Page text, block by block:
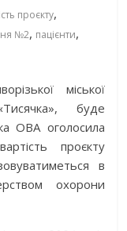
проєкту,
№2, пацієнти,
міської
буде
ОВА оголосила
проєкту
в
охорони